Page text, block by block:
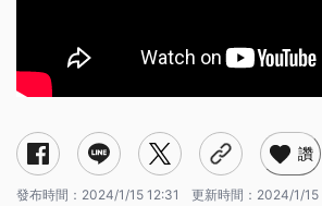
讚
發布時間： 2024/1/15 12:31 更新時間： 2024/1/15